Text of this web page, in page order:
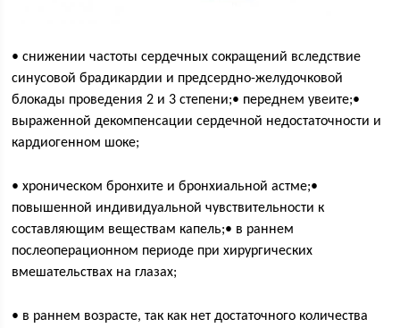
• снижении частоты сердечных сокращений вследствие
синусовой брадикардии и предсердно-желудочковой
блокады проведения 2 и 3 степени;• переднем увеите;•
выраженной декомпенсации сердечной недостаточности и
кардиогенном шоке;
• хроническом бронхите и бронхиальной астме;•
повышенной индивидуальной чувствительности к
составляющим веществам капель;• в раннем
послеоперационном периоде при хирургических
вмешательствах на глазах;
• в раннем возрасте, так как нет достаточного количества